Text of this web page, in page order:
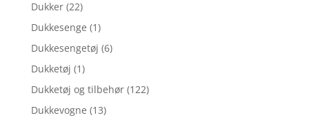
Dukker (22)
Dukkesenge (1)
Dukkesengetøj (6)
Dukketøj (1)
Dukketøj og tilbehør (122)
Dukkevogne (13)